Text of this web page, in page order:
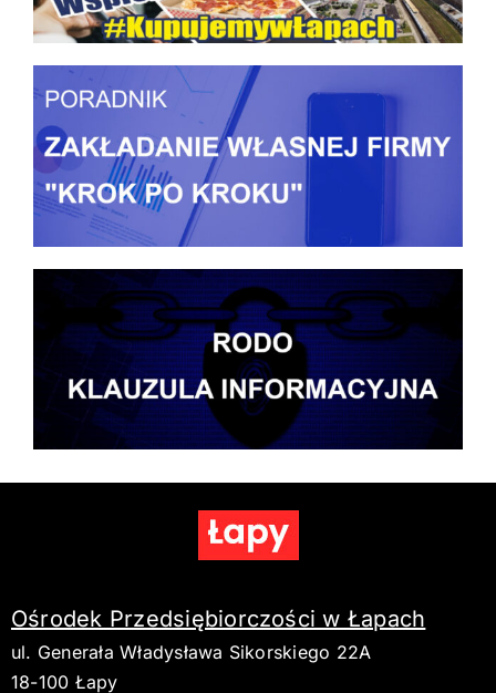
Ośrodek Przedsiębiorczości w Łapach
ul. Generała Władysława Sikorskiego 22A
18-100 Łapy